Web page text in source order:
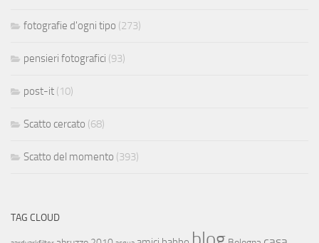
fotografie d'ogni tipo (273)
pensieri fotografici (93)
post-it (10)
Scatto cercato (68)
Scatto del momento (393)
TAG CLOUD